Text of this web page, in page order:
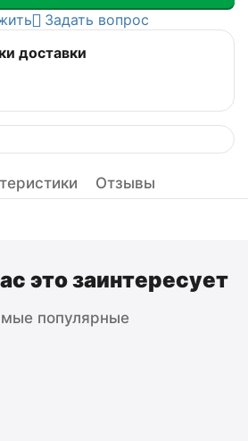
Задать вопрос
доставки
Отзывы
это заинтересует
популярные